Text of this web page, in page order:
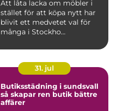
Att låta lacka om möbler i
stället för att köpa nytt har
blivit ett medvetet val för
många i Stockho...
31. jul
Butiksstädning i sundsvall
så skapar ren butik bättre
affärer